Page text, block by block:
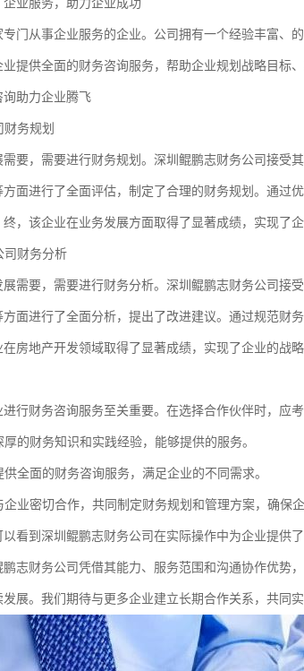
业服务，助力企业成功
门从事企业服务的企业。公司拥有一个经验丰富、
提供全面的财务咨询服务，帮助企业规划战略目标
助力企业腾飞
务规划
要，需要进行财务规划。深圳鲲鹏志财务公司接受
面进行了全面评估，制定了合理的财务规划。通过
，该企业在业务发展方面取得了显著成绩，实现了企
司财务分析
需要，需要进行财务分析。深圳鲲鹏志财务公司接
面进行了全面分析，提出了改进建议。通过规范财
房地产开发领域取得了显著成绩，实现了企业的战略
行财务咨询服务至关重要。在选择合作伙伴时，应考
的财务知识和实践经验，能够提供的服务。
全面的财务咨询服务，满足企业的不同需求。
业密切合作，共同制定财务规划和管理方案，确保企
看到深圳鲲鹏志财务公司在实际操作中为企业提供
志财务公司凭借其能力、服务范围和沟通协作优势
展。我们期待与更多企业建立长期合作关系，共同实